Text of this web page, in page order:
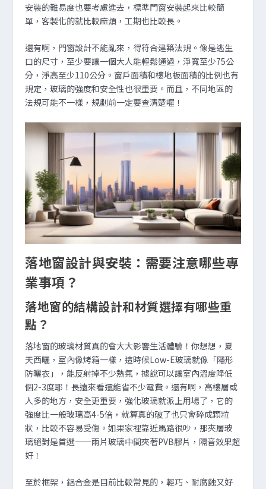
安裝的難易度也要考慮進去，標準門窗安裝起來比較簡
單，客製化的就比較麻煩，工期也比較長。
還有啊，門窗設計不能亂來，得符合建築法規。像是逃生
口的尺寸，至少要讓一個大人能輕鬆通過，淨寬至少75公
分，淨高至少110公分。窗戶面積和樓地板面積的比例也有
規定，玻璃的強度和安全性也很重要。而且，不同地區的
法規可能不一樣，規劃前一定要查清楚喔！
落地窗設計與安裝：需要注意哪些專
業事項？
落地窗的結構設計和材質選擇有哪些重
點？
落地窗的玻璃材質真的會大大影響生活體驗！你想想，夏
天西曬，室內像烤箱一樣，這時候Low-E玻璃就像「隱形
防曬衣」，能反射掉不少熱氣，據說可以讓室內溫度降低
個2-3度耶！長遠來看還能省不少電費。還有啊，高樓層或
人多的地方，安全更重要，強化玻璃就派上用場了，它的
強度比一般玻璃高4-5倍，就算真的破了也只會碎成顆粒
狀，比較不容易受傷。如果家裡靠近馬路很吵，那夾層玻
璃絕對是首選——兩片玻璃中間夾著PVB膠片，隔音效果超
好！
至於框架，鋁合金是目前比較常見的，輕巧、耐腐蝕又好